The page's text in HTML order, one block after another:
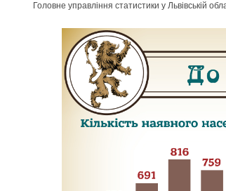
Головне управління статистики у Львівській